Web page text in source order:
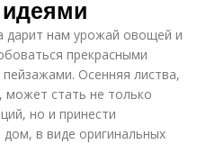
дарит нам урожай овощей и
прекрасными
Осенняя листва,
может стать не только
но и принести
в виде оригинальных